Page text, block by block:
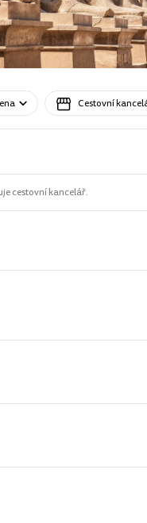
Cestovní
cestovní kancelář.